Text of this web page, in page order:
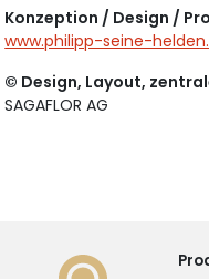
Konzeption / Design /
www.philipp-seine-
© Design, Layout,
SAGAFLOR AG